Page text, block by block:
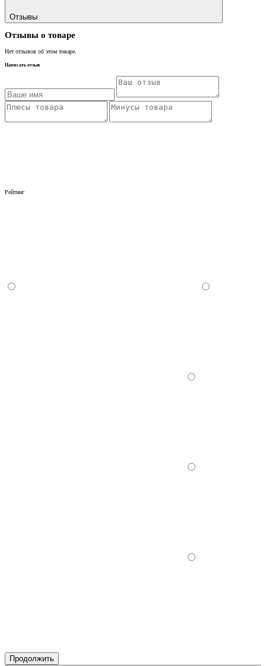
Отзывы
Отзывы о товаре
Нет отзывов об этом товаре.
Написать отзыв
Рейтинг
Продолжить